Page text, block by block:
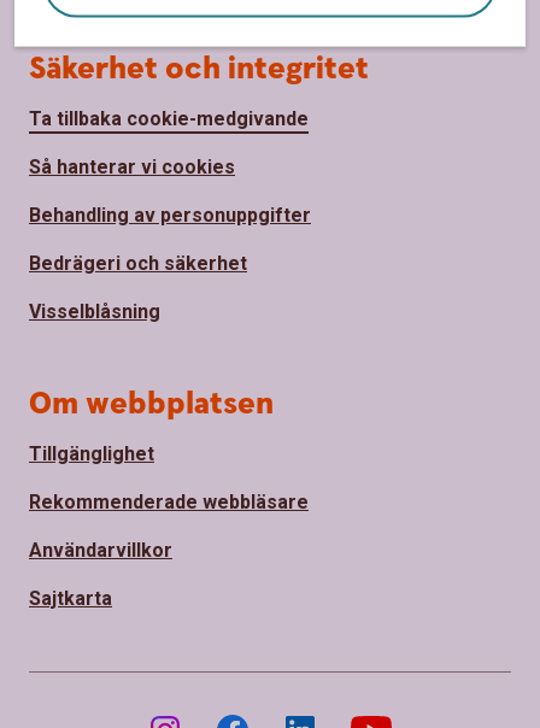
Säkerhet och integritet
Ta tillbaka cookie-medgivande
Så hanterar vi cookies
Behandling av personuppgifter
Bedrägeri och säkerhet
Visselblåsning
Om webbplatsen
Tillgänglighet
Rekommenderade webbläsare
Användarvillkor
Sajtkarta